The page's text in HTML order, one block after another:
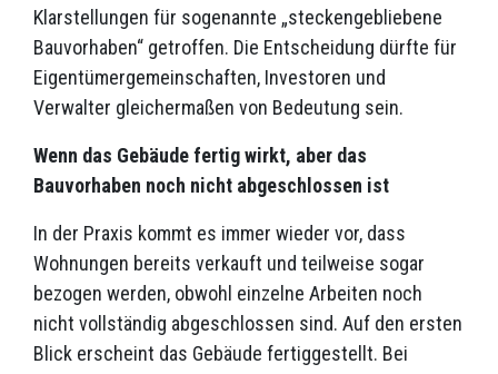
Klarstellungen für sogenannte „steckengebliebene
Bauvorhaben“ getroffen. Die Entscheidung dürfte für
Eigentümergemeinschaften, Investoren und
Verwalter gleichermaßen von Bedeutung sein.
Wenn das Gebäude fertig wirkt, aber das
Bauvorhaben noch nicht abgeschlossen ist
In der Praxis kommt es immer wieder vor, dass
Wohnungen bereits verkauft und teilweise sogar
bezogen werden, obwohl einzelne Arbeiten noch
nicht vollständig abgeschlossen sind. Auf den ersten
Blick erscheint das Gebäude fertiggestellt. Bei